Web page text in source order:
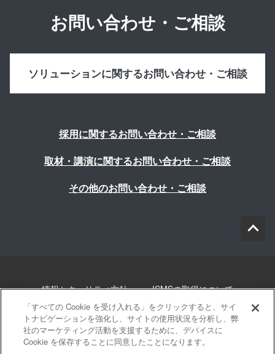
お問い合わせ・ご相談
ソリューションに関するお問い合わせ・ご相談
採用に関するお問い合わせ・ご相談
取材・講演に関するお問い合わせ・ご相談
その他のお問い合わせ・ご相談
情報セキュリティ方針 ISMSの取得について
個人情報について 勧誘方針 このサイトについて
サイトマップ
「すべての Cookie を受け入れる」をクリックすると、サイ
トナビゲーションを強化し、サイトの使用状況を分析し、弊
社のマーケティング活動を支援するために、デバイスに
Cookie を保存することに同意したことになります。